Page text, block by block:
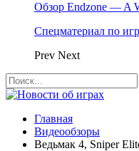
Обзор Endzone — A
Спецматериал по
Prev Next
Главная
Видеообзоры
Ведьмак 4, Sniper